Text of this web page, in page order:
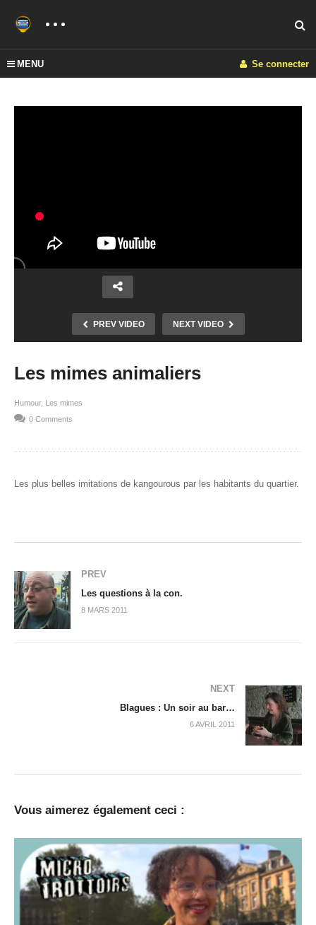
MENU Se connecter
PREV VIDEO NEXT VIDEO
Les mimes animaliers
Humour
Les mimes
0 Comments
Les plus belles imitations de kangourous par les habitants du quartier.
PREV
Les questions à la con.
8 MARS 2011
NEXT
Blagues : Un soir au bar…
6 AVRIL 2011
Vous aimerez également ceci :